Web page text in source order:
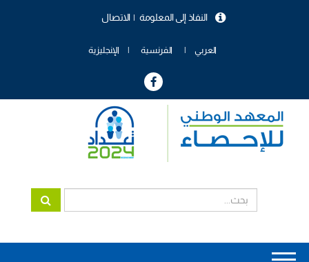
الاتصال النفاذ إلى المعلومة
العربي الفرنسية الإنجليزية